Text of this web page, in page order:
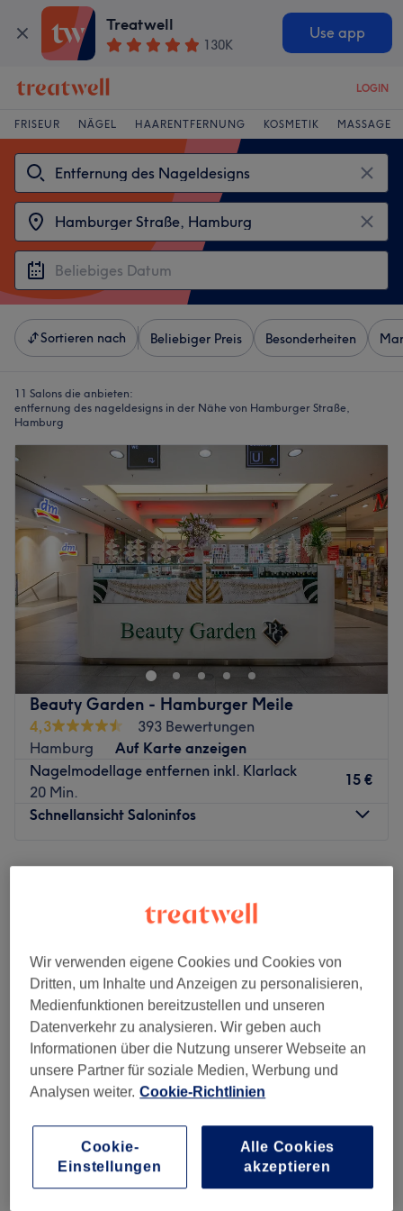
Treatwell
130K
Use app
LOGIN
FRISEUR NÄGEL HAARENTFERNUNG KOSMETIK MASSAGE
Sortieren nach Beliebiger Preis Besonderheiten
11 Salons die anbieten:
entfernung des nageldesigns in der Nähe von Hamburger Straße,
Hamburg
Beauty Garden - Hamburger Meile
4,3
393 Bewertungen
Hamburg
Auf Karte anzeigen
Nagelmodellage entfernen inkl. Klarlack
20 Min.
15 €
Schnellansicht Saloninfos
Montag 10:00–20:00
Samstag
10:00– 20:00
Sonntag
Geschlossen
Ein gepflegtes Äußeres bis in die Fingerspitzen ist für
viele ein Muss. Daher schaue im Salon Beauty Garden
(Hamburger Meile) in Mundsburg vorbei und lass dich
von professionellen Leistungen und mit Bedacht
ausgewählten Produkten überzeugen.
Nächste öffentliche Verkehrsmittel:
Nur wenige Gehminuten entfernt befindet sich die U-
Beauty Nails - Dehnhaide Hamburg
36 Bewertungen
Barmbek-Süd, Hamburg
Auf Karte anzeigen
Wir verwenden eigene Cookies und Cookies von
Dritten, um Inhalte und Anzeigen zu personalisieren,
Medienfunktionen bereitzustellen und unseren
Datenverkehr zu analysieren. Wir geben auch
Informationen über die Nutzung unserer Webseite an
unsere Partner für soziale Medien, Werbung und
Analysen weiter. Cookie-Richtlinien
Cookie-
Einstellungen
Alle Cookies
akzeptieren